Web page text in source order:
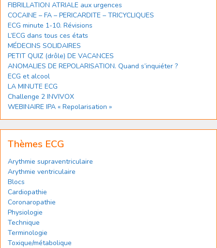
FIBRILLATION ATRIALE aux urgences
COCAINE – FA – PERICARDITE – TRICYCLIQUES
ECG minute 1-10. Révisions
L’ECG dans tous ces états
MÉDECINS SOLIDAIRES
PETIT QUIZ (drôle) DE VACANCES
ANOMALIES DE REPOLARISATION. Quand s’inquiéter ?
ECG et alcool
LA MINUTE ECG
Challenge 2 INVIVOX
WEBINAIRE IPA « Repolarisation »
Thèmes ECG
Arythmie supraventriculaire
Arythmie ventriculaire
Blocs
Cardiopathie
Coronaropathie
Physiologie
Technique
Terminologie
Toxique/métabolique